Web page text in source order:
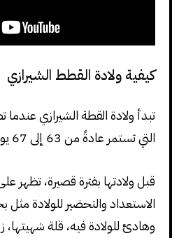
كيفية ولادة القطط الشيرازي
تبدأ ولادة القطة الشيرازي عندما
التي تستمر عادةً من 63 إلى 67 يومًا.
قبل ولادتها بفترة قصيرة، تظهر
الاستعداد والتحضير للولادة
وهادئ للولادة فيه، قلة شهيتها،